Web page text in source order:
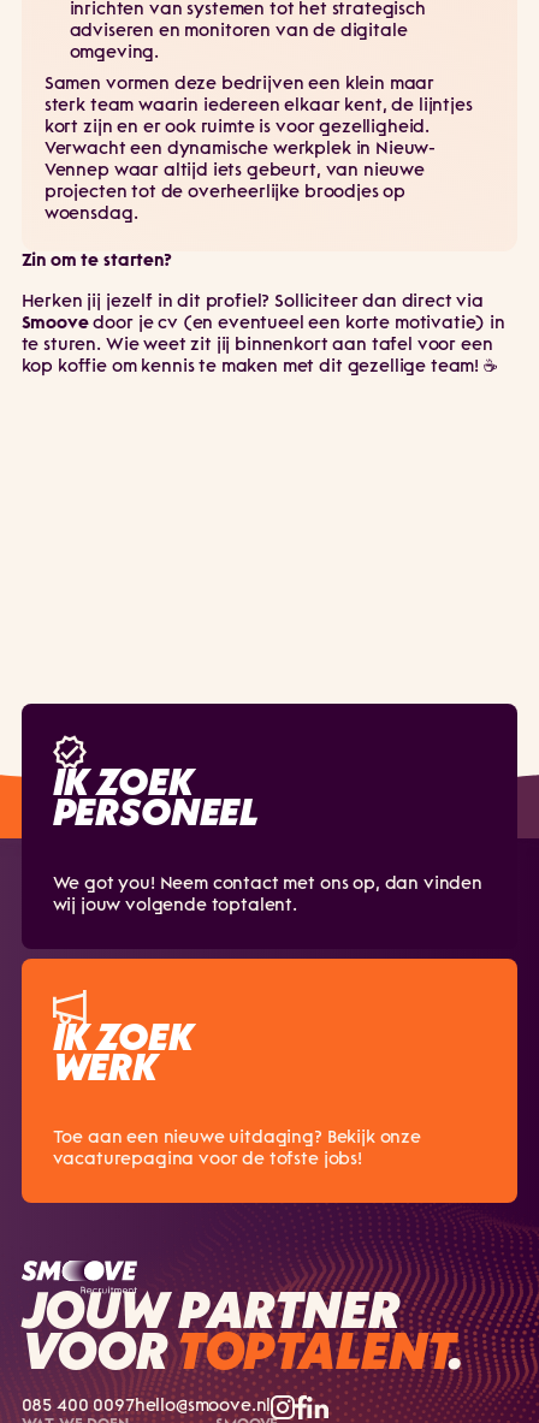
inrichten van systemen tot het strategisch
adviseren en monitoren van de digitale
omgeving.
Samen vormen deze bedrijven een klein maar
sterk team waarin iedereen elkaar kent, de lijntjes
kort zijn en er ook ruimte is voor gezelligheid.
Verwacht een dynamische werkplek in Nieuw-
Vennep waar altijd iets gebeurt, van nieuwe
projecten tot de overheerlijke broodjes op
woensdag.
Zin om te starten?
Herken jij jezelf in dit profiel? Solliciteer dan direct via
Smoovedoor je cv (en eventueel een korte motivatie) in
te sturen. Wie weet zit jij binnenkort aan tafel voor een
kop koffie om kennis te maken met dit gezellige team! ☕
IK ZOEK
PERSONEEL
We got you! Neem contact met ons op, dan vinden
wij jouw volgende toptalent.
IK ZOEK
WERK
Toe aan een nieuwe uitdaging? Bekijk onze
vacaturepagina voor de tofste jobs!
JOUW PARTNER
VOORTOPTALENT.
085 400 0097hello@smoove.nl